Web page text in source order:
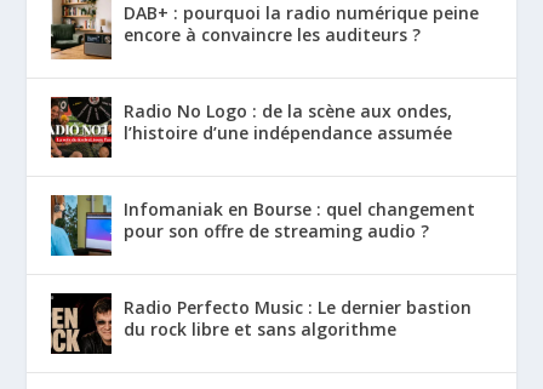
DAB+ : pourquoi la radio numérique peine
encore à convaincre les auditeurs ?
Radio No Logo : de la scène aux ondes,
l’histoire d’une indépendance assumée
Infomaniak en Bourse : quel changement
pour son offre de streaming audio ?
Radio Perfecto Music : Le dernier bastion
du rock libre et sans algorithme